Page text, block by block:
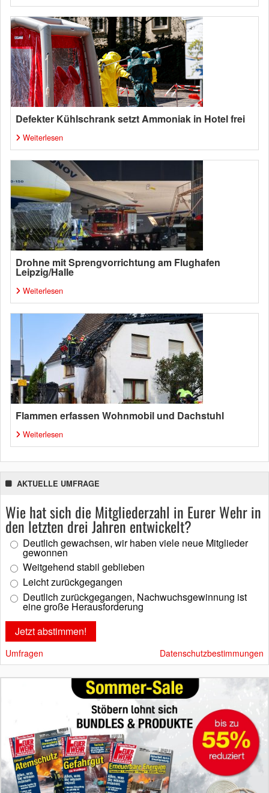
Defekter Kühlschrank setzt Ammoniak in Hotel frei
Weiterlesen
Drohne mit Sprengvorrichtung am Flughafen
Leipzig/Halle
Weiterlesen
Flammen erfassen Wohnmobil und Dachstuhl
Weiterlesen
AKTUELLE UMFRAGE
Wie hat sich die Mitgliederzahl in Eurer Wehr in
den letzten drei Jahren entwickelt?
Deutlich gewachsen, wir haben viele neue Mitglieder
gewonnen
Weitgehend stabil geblieben
Leicht zurückgegangen
Deutlich zurückgegangen, Nachwuchsgewinnung ist
eine große Herausforderung
Umfragen Datenschutzbestimmungen